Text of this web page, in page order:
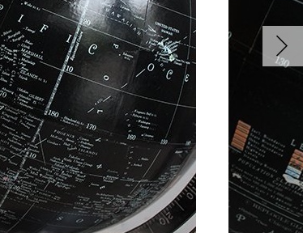
Window / Stained Glass
窓 / ステンドグラス